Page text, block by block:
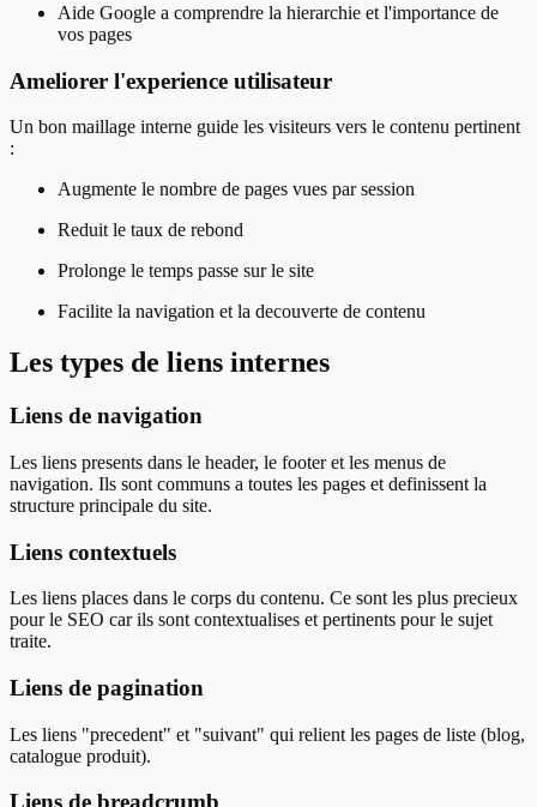
Aide Google a comprendre la hierarchie et l'importance de
vos pages
Ameliorer l'experience utilisateur
Un bon maillage interne guide les visiteurs vers le contenu pertinent
:
Augmente le nombre de pages vues par session
Reduit le taux de rebond
Prolonge le temps passe sur le site
Facilite la navigation et la decouverte de contenu
Les types de liens internes
Liens de navigation
Les liens presents dans le header, le footer et les menus de
navigation. Ils sont communs a toutes les pages et definissent la
structure principale du site.
Liens contextuels
Les liens places dans le corps du contenu. Ce sont les plus precieux
pour le SEO car ils sont contextualises et pertinents pour le sujet
traite.
Liens de pagination
Les liens "precedent" et "suivant" qui relient les pages de liste (blog,
catalogue produit).